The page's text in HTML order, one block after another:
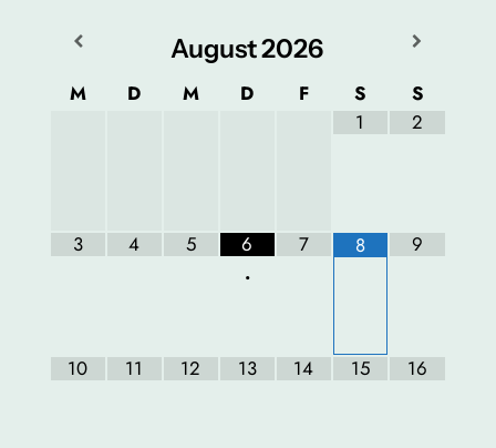
August2026
M D M D F S
S
1
2
3 4 5
6
•
7 8 9
10 11 12 13 14 15 16